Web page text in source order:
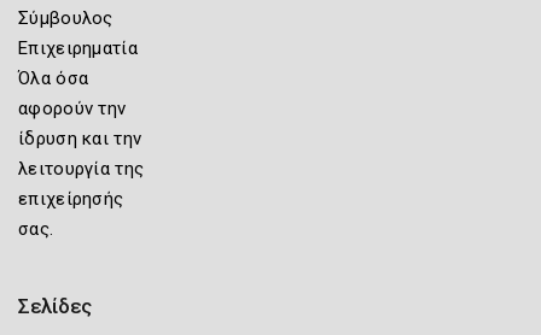
Σύμβουλος
Επιχειρηματία
Όλα όσα
αφορούν την
ίδρυση και την
λειτουργία της
επιχείρησής
σας.
Σελίδες